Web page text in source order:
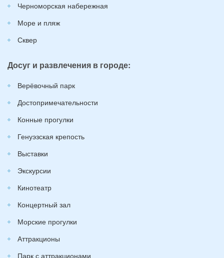
Черноморская набережная
Море и пляж
Сквер
Досуг и развлечения в городе:
Верёвочный парк
Достопримечательности
Конные прогулки
Генуэзская крепость
Выставки
Экскурсии
Кинотеатр
Концертный зал
Морские прогулки
Аттракционы
Парк с аттракционами